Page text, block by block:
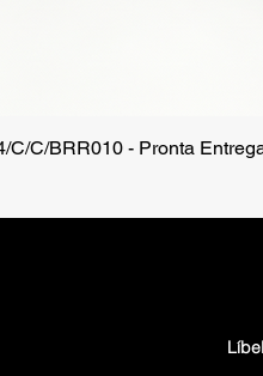
Quick View
C/C/BRR010 - Pronta